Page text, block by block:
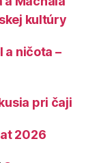
kultúry
a ničota –
pri čaji
2026